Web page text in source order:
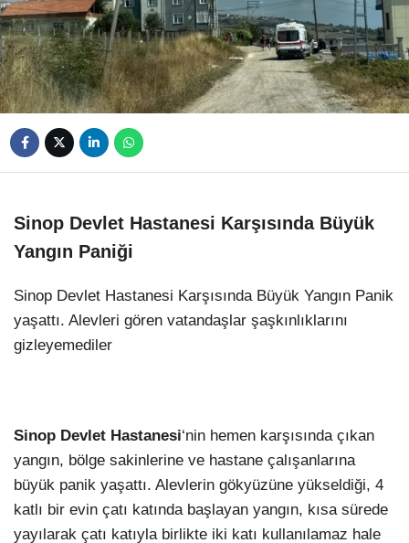
Sinop Devlet Hastanesi Karşısında Büyük
Yangın Paniği
Sinop Devlet Hastanesi Karşısında Büyük Yangın Panik
yaşattı. Alevleri gören vatandaşlar şaşkınlıklarını
gizleyemediler
Sinop Devlet Hastanesi‘nin hemen karşısında çıkan
yangın, bölge sakinlerine ve hastane çalışanlarına
büyük panik yaşattı. Alevlerin gökyüzüne yükseldiği, 4
katlı bir evin çatı katında başlayan yangın, kısa sürede
yayılarak çatı katıyla birlikte iki katı kullanılamaz hale